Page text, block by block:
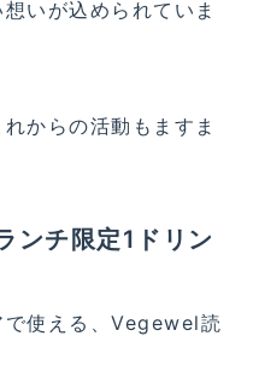
いが込められていま
からの活動もますま
ンチ限定1ドリン
で使える、Vegewel読